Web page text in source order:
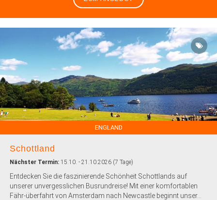
ENGLAND
Schottland
Nächster Termin: 15.10. - 21.10.2026 (7 Tage)
Entdecken Sie die faszinierende Schönheit Schottlands auf
unserer unvergesslichen Busrundreise! Mit einer komfortablen
Fähr-überfahrt von Amsterdam nach Newcastle beginnt unser...